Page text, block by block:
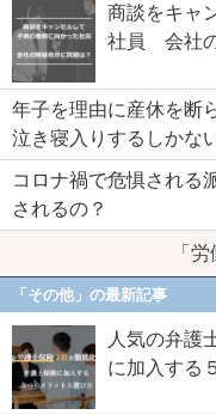
商談をキャ
社員 会社
年子を理由に産休を断
泣き寝入りするしかな
コロナ禍で危惧され
されるの？
「
「その他」の最新記事
人気の弁護
に加入する